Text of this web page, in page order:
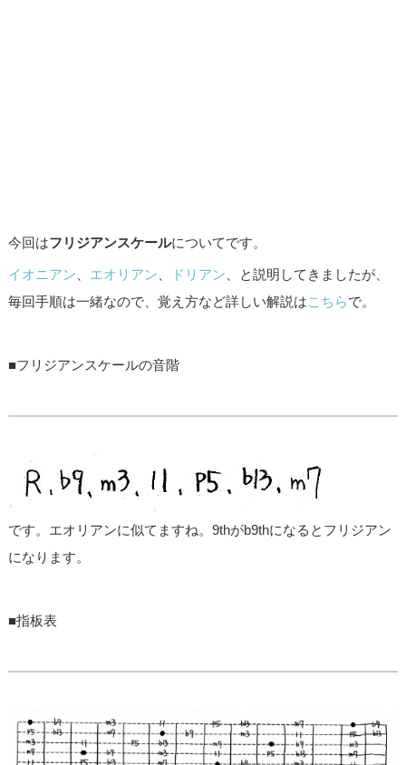
今回はフリジアンスケールについてです。
イオニアン エオリアン ドリアン 、と説明してきましたが、
毎回手順は一緒なので、覚え方など詳しい解説はこちらで。
■フリジアンスケールの音階
です。エオリアンに似てますね。9thがb9thになるとフリジアン
になります。
■指板表